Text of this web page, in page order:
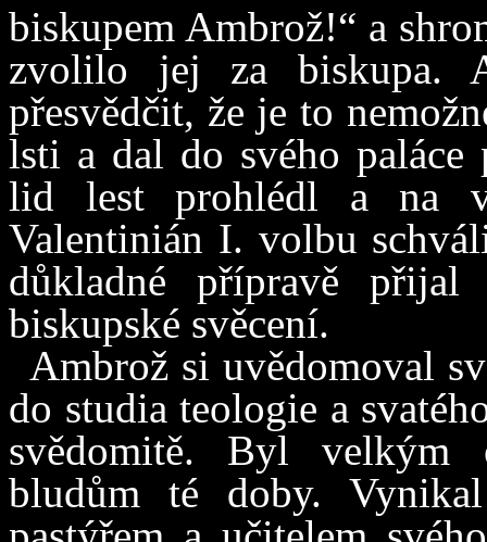
biskupem Ambrož!“ a
zvolilo jej za biskupa.
přesvědčit, že je to
lsti a dal do svého paláce
lid lest prohlédl a na
Valentinián I. volbu
důkladné přípravě
biskupské svěcení.
Ambrož si uvědomoval
do studia teologie a
svědomitě. Byl velkým
bludům té doby.